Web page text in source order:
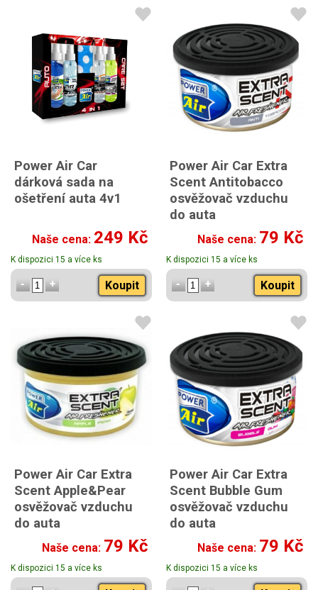
Power Air Car
dárková sada na
ošetření auta 4v1
Naše cena: 249 Kč
K dispozici 15 a více ks
Koupit
Power Air Car Extra
Scent Antitobacco
osvěžovač vzduchu
do auta
s vůní anti tabák
Naše cena: 79 Kč
K dispozici 15 a více ks
Koupit
Power Air Car Extra
Scent Apple&Pear
osvěžovač vzduchu
do auta
s vůní jablka a hrušky
Naše cena: 79 Kč
K dispozici 15 a více ks
Power Air Car Extra
Scent Bubble Gum
osvěžovač vzduchu
do auta
s vůní žvýkačky
Naše cena: 79 Kč
K dispozici 15 a více ks